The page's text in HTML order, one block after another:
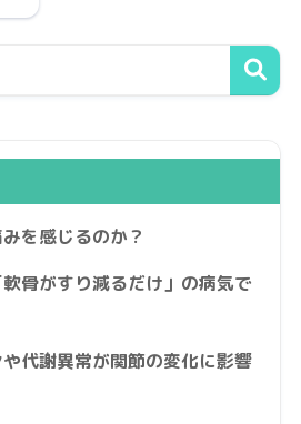
を感じるのか？
骨がすり減るだけ」の病気で
代謝異常が関節の変化に影響